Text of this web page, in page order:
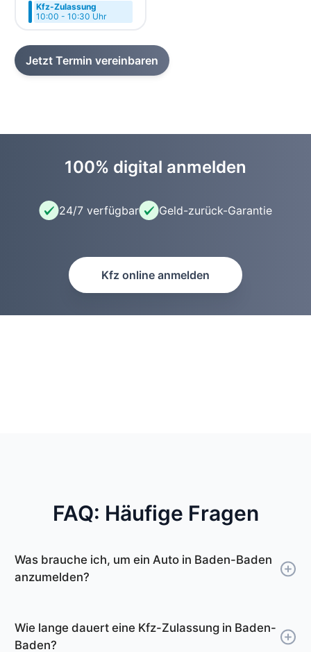
Kfz-Zulassung
10:00 - 10:30 Uhr
Jetzt Termin vereinbaren
100% digital anmelden
24/7 verfügbar Geld-zurück-Garantie
Kfz online anmelden
FAQ: Häufige Fragen
Was brauche ich, um ein Auto in Baden-Baden
anzumelden?
Reisepass, die Zulassungsbescheinigung Teil I
Wie lange dauert eine Kfz-Zulassung in Baden-
Baden?